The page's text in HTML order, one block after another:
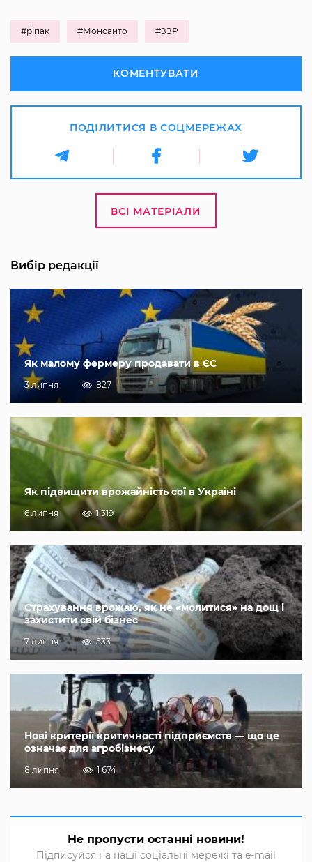
#ріпак #Монсанто #ЗЗР
КОМЕНТУВАТИ
ПОДІЛИТИСЯ В СОЦМЕРЕЖАХ
ВСІ МАТЕРІАЛИ
Вибір редакції
Як малому фермеру продавати в ЄС
3 липня 827
Як підвищити врожайність сої в Україні
6 липня 1 319
Страхування врожаю, як не «молитися» на дощ і
захистити свій бізнес
7 липня 533
Нові критерії критичності підприємств — що це
означає для агробізнесу
8 липня 1 674
Не пропусти останні новини!
Підписуйся на наші соціальні мережі та e-mail